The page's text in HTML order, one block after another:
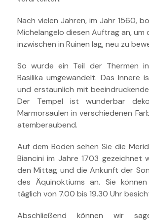
Nach vielen Jahren, im Jahr 1560,
Michelangelo diesen Auftrag an, um
inzwischen in Ruinen lag, neu zu
So wurde ein Teil der Thermen
Basilika umgewandelt. Das Innere
und erstaunlich mit
Der Tempel ist wunderbar
Marmorsäulen in verschiedenen
atemberaubend.
Auf dem Boden sehen Sie die
Biancini im Jahre 1703 gezeichnet
den Mittag und die Ankunft der
des Äquinoktiums an. Sie
täglich von 7.00 bis 19.30 Uhr
Abschließend können wir